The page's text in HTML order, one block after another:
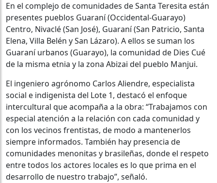
En el complejo de comunidades de Santa Teresita están
presentes pueblos Guaraní (Occidental-Guarayo)
Centro, Nivaclé (San José), Guaraní (San Patricio, Santa
Elena, Villa Belén y San Lázaro). A ellos se suman los
Guaraní urbanos (Guarayo), la comunidad de Dies Cué
de la misma etnia y la zona Abizai del pueblo Manjui.
El ingeniero agrónomo Carlos Aliendre, especialista
social e indigenista del Lote 1, destacó el enfoque
intercultural que acompaña a la obra: “Trabajamos con
especial atención a la relación con cada comunidad y
con los vecinos frentistas, de modo a mantenerlos
siempre informados. También hay presencia de
comunidades menonitas y brasileñas, donde el respeto
entre todos los actores locales es lo que prima en el
desarrollo de nuestro trabajo”, señaló.